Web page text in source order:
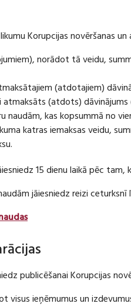
Korupcijas novēršanas
norādot tā veidu,
(atdotajiem)
(atdots) dāvinājums
kas kopsummā no
katras iemaksas veidu,
15 dienu laikā pēc
jāiesniedz reizi
publicēšanai Korupcijas
visus ieņēmumus un